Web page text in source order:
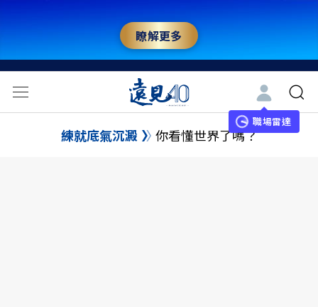
瞭解更多
職場雷達
練就底氣沉澱 你看懂世界了嗎？